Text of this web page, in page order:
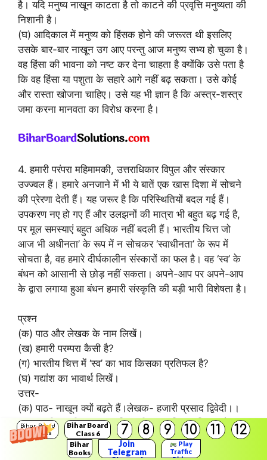
Bihar Board
Solutions
Bihar Board
Class 6
7 8 9 10 11 12
Bihar
Books
Join
Telegram
Play
Traffic
है। यदि मनुष्य नाखून काटता है तो काटने की प्रवृत्ति मनुष्यता की
निशानी है।
(घ) आदिकाल में मनुष्य को हिंसक होने की जरूरत थी इसलिए
उसके बार-बार नाखून उग आए परन्तु आज मनुष्य सभ्य हो चुका है।
वह हिंसा की भावना को नष्ट कर देना चाहता है क्योंकि उसे पता है
कि वह हिंसा या पशुता के सहारे आगे नहीं बढ़ सकता। उसे कोई
और रास्ता खोजना चाहिए। उसे यह भी ज्ञान है कि अस्त्र-शस्त्र
जमा करना मानवता का विरोध करना है।
4. हमारी परंपरा महिमामकी, उत्तराधिकार विपुल और संस्कार
उज्ज्वल हैं। हमारे अनजाने में भी ये बातें एक खास दिशा में सोचने
की प्रेरणा देती हैं। यह जरूर है कि परिस्थितियों बदल गई हैं।
उपकरण नए हो गए हैं और उलझनों की मात्रा भी बहुत बढ़ गई है,
पर मूल समस्याएं बहुत अधिक नहीं बदली हैं। भारतीय चित्त जो
आज भी अधीनता’ के रूप में न सोचकर ‘स्वाधीनता’ के रूप में
सोचता है, वह हमारे दीर्घकालीन संस्कारों का फल है। वह ‘स्व’ के
बंधन को आसानी से छोड़ नहीं सकता। अपने-आप पर अपने-आप
के द्वारा लगाया हुआ बंधन हमारी संस्कृति की बड़ी भारी विशेषता है।
प्रश्न
(क) पाठ और लेखक के नाम लिखें।
(ख) हमारी परम्परा कैसी है?
(ग) भारतीय चित्त में ‘स्व’ का भाव किसका प्रतिफल है?
(घ) गद्यांश का भावार्थ लिखें।
उत्तर-
(क) पाठ- नाखून क्यों बढ़ते हैं।लेखक- हजारी प्रसाद द्विवेदी।।
(ख) हमारी भारतीय परम्परा महिमामयी, उत्तराधिकार विपुल और
संस्कार उज्ज्वल हैं। यह . हमारे अनजाने में ही एक खास दिशा में
सोचने की प्रेरणा देती है।